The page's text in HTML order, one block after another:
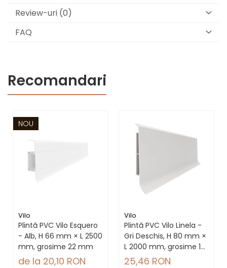
Review-uri (0)
FAQ
Recomandari
NOU
Vilo
Plintă PVC Vilo Esquero
- Alb, H 66 mm × L 2500
mm, grosime 22 mm
de la 20,10 RON
Vilo
Plintă PVC Vilo Linela -
Gri Deschis, H 80 mm ×
L 2000 mm, grosime 16
mm
25,46 RON